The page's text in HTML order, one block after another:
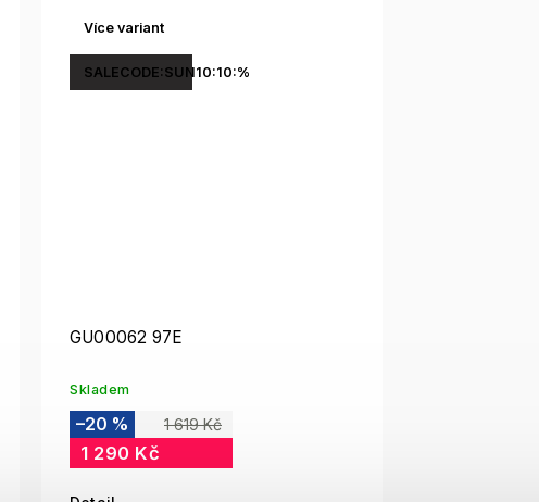
Více variant
SALECODE:SUN10:10:%
GU00062 97E
Skladem
1 619 Kč
–20 %
1 290 Kč